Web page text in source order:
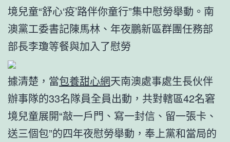
境兒童“舒心‘疫’路伴你童行”集中慰勞舉動。南
澳黨工委書記陳馬林、年夜鵬新區群團任務部
部長李瓊等餐與加入了慰勞
據清楚，當包養甜心網天南澳處事處生長伙伴
辦事隊的33名隊員全員出動，共對轄區42名窘
境兒童展開“敲一戶門、寫一封信、留一張卡、
送三個包”的四年夜慰勞舉動，奉上黨和當局的